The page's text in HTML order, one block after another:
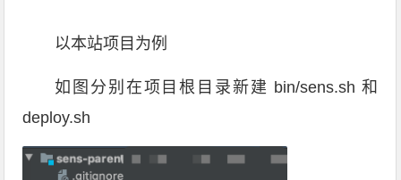
以本站项目为例
如图分别在项目根目录新建 bin/sens.sh 和
deploy.sh